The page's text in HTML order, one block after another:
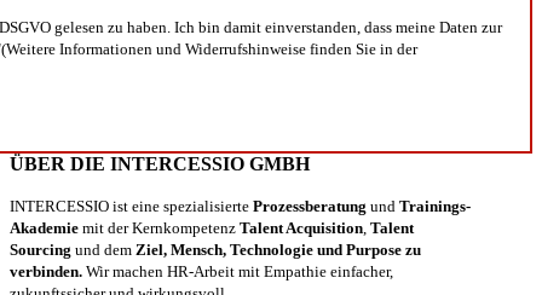
gelesen zu haben. Ich bin damit einverstanden, dass meine Daten zur
Informationen und Widerrufshinweise finden Sie in der
ÜBER DIE INTERCESSIO GMBH
INTERCESSIO ist eine spezialisierte Prozessberatung und Trainings-
Akademie mit der Kernkompetenz Talent Acquisition Talent
Sourcing und dem Ziel, Mensch, Technologie und Purpose zu
verbinden. Wir machen HR-Arbeit mit Empathie einfacher,